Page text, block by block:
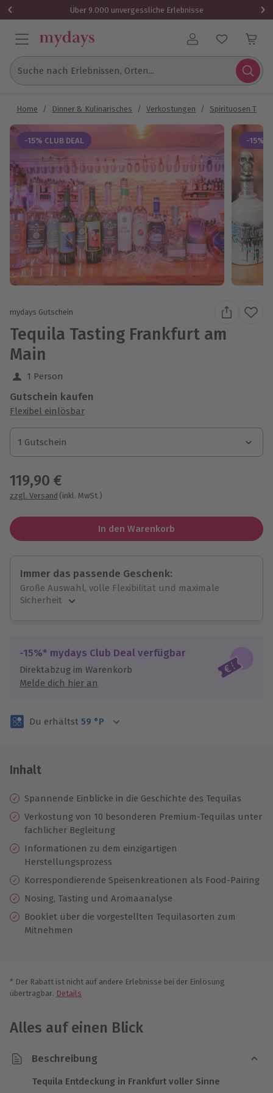
Über 9.000 unvergessliche Erlebnisse
Benutzerkonto
Suche nach Erlebnissen, Orten...
Home / Dinner & Kulinarisches / Verkostungen / Spirituosen
-15% CLUB DEAL -15%
mydays Gutschein
Tequila Tasting Frankfurt am
Main
1 Person
Gutschein kaufen
Flexibel einlösbar
1 Gutschein
1 Gutschein
1 Gutschein
119,90 €
zzgl. Versand (inkl. MwSt.)
In den Warenkorb
Immer das passende Geschenk:
Große Auswahl, volle Flexibilität und maximale
Sicherheit
Jeder Gutschein für alle Erlebnisse einlösbar.
Maximale Sicherheit
3 Jahre gültig & verlängerbar.
-15%* mydays Club Deal verfügbar
Direktabzug im Warenkorb
Melde dich hier an
Du erhältst 59 °P
Inhalt
Spannende Einblicke in die Geschichte des Tequilas
Verkostung von 10 besonderen Premium-Tequilas unter
fachlicher Begleitung
Informationen zu dem einzigartigen
Herstellungsprozess
Korrespondierende Speisenkreationen als Food-Pairing
Nosing, Tasting und Aromaanalyse
Booklet über die vorgestellten Tequilasorten zum
Mitnehmen
* Der Rabatt ist nicht auf andere Erlebnisse bei der Einlösung
übertragbar. Details
Alles auf einen Blick
Beschreibung
Tequila Entdeckung in Frankfurt voller Sinne